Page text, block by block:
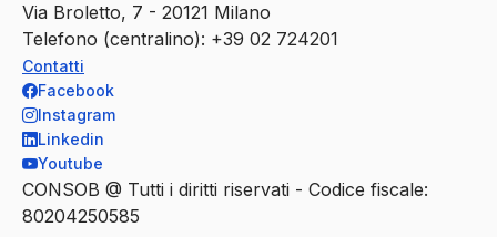
Via Broletto, 7 - 20121 Milano
Telefono (centralino): +39 02 724201
Contatti
Facebook
Instagram
Linkedin
Youtube
CONSOB @ Tutti i diritti riservati - Codice fiscale:
80204250585